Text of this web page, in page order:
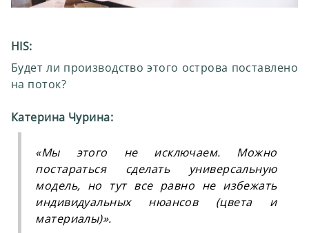
HIS:
Будет ли производство этого острова поставлено
на поток?
Катерина Чурина:
«Мы этого не исключаем. Можно
постараться сделать универсальную
модель, но тут все равно не избежать
индивидуальных нюансов (цвета и
материалы)».